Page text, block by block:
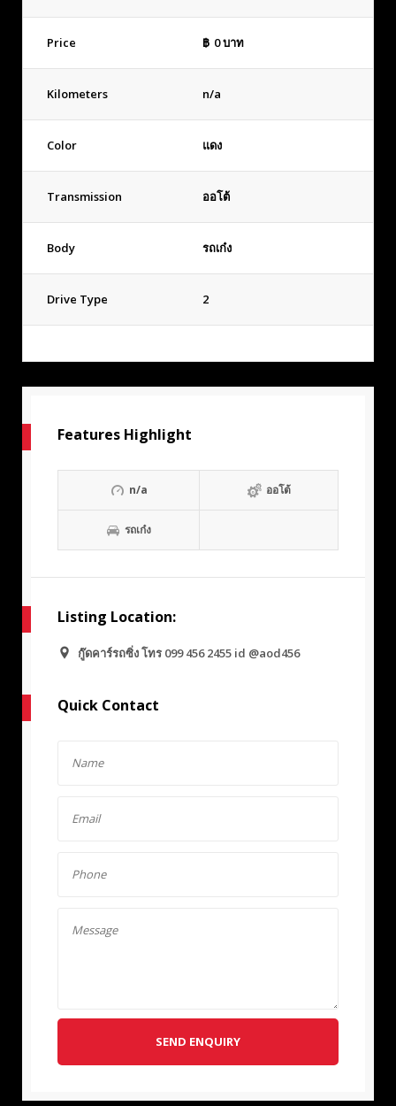
Price ฿ 0บาท
Kilometers n/a
Color แดง
Transmission ออโต้
Body รถเก๋ง
Drive Type 2
Features Highlight
n/a ออโต้
รถเก๋ง
Listing Location:
กู๊ดคาร์รถซิ่ง โทร 099 456 2455 id @aod456
Quick Contact
SEND ENQUIRY